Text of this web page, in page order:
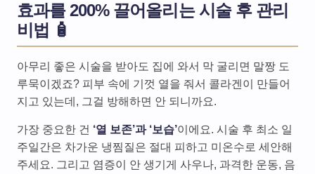
효과를 200% 끌어올리는 시술 후 관리
비법 🧴
아무리 좋은 시술을 받아도 집에 와서 막 굴리면 말짱 도
루묵이겠죠? 피부 속에 기껏 열을 줘서 콜라겐이 만들어
지고 있는데, 그걸 방해하면 안 되니까요.
가장 중요한 건 ‘열 보존’과 ‘보습’이에요. 시술 후 최소 일
주일간은 차가운 냉찜질은 절대 피하고 미온수로 세안해
주세요. 그리고 염증이 안 생기게 사우나, 과격한 운동, 음